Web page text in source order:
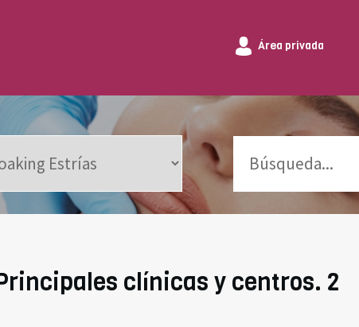
Área privada
clínicas y centros. 2